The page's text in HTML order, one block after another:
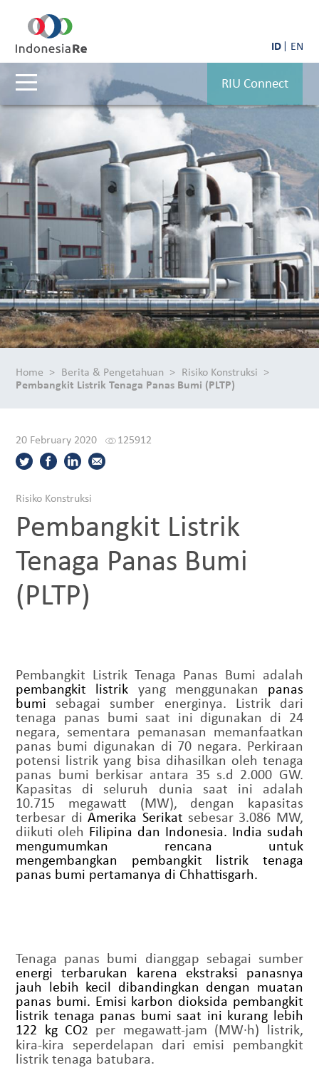
ID EN
RIU Connect
Home Berita & Pengetahuan
Risiko Konstruksi
Pembangkit Listrik Tenaga Panas Bumi (PLTP)
20 February 2020 125912
Risiko Konstruksi
Pembangkit Listrik
Tenaga Panas Bumi
(PLTP)
Pembangkit Listrik Tenaga Panas Bumi adalah
pembangkit listrik
yang menggunakan
panas
bumi
sebagai sumber energinya. Listrik dari
tenaga panas bumi saat ini digunakan di 24
negara, sementara pemanasan memanfaatkan
panas bumi digunakan di 70 negara. Perkiraan
potensi listrik yang bisa dihasilkan oleh tenaga
panas bumi berkisar antara 35 s.d 2.000 GW.
Kapasitas di seluruh dunia saat ini adalah
10.715 megawatt (MW), dengan kapasitas
terbesar diAmerika Serikat sebesar 3.086 MW,
diikuti oleh Filipina dan Indonesia. India sudah
mengumumkan rencana untuk
mengembangkan pembangkit listrik tenaga
panas bumi pertamanya di Chhattisgarh.
Tenaga panas bumi dianggap sebagai sumber
energi terbarukan
karena ekstraksi panasnya
jauh lebih kecil dibandingkan dengan muatan
panas bumi. Emisi karbon dioksida pembangkit
listrik tenaga panas bumi saat ini kurang lebih
122 kg CO2
per megawatt-jam (MW·h) listrik,
kira-kira seperdelapan dari emisi pembangkit
listrik tenaga batubara.